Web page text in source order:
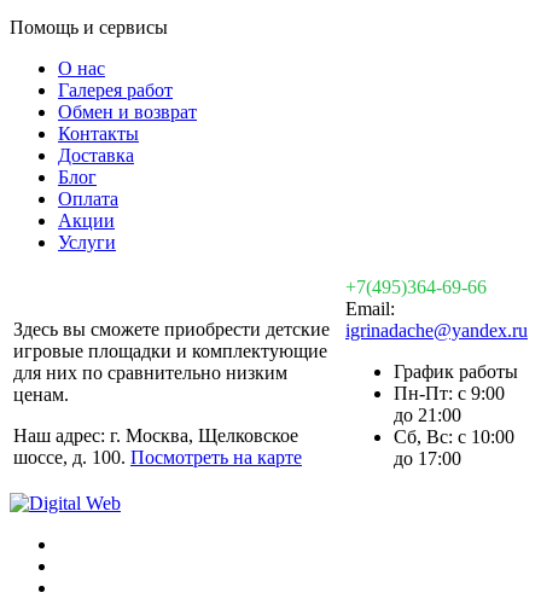
Помощь и сервисы
О нас
Галерея работ
Обмен и возврат
Контакты
Доставка
Блог
Оплата
Акции
Услуги
Здесь вы сможете приобрести детские
игровые площадки и комплектующие
для них по сравнительно низким
ценам.
Наш адрес: г. Москва, Щелковское
шоссе, д. 100. Посмотреть на карте
+7(495)364-69-66
Email:
igrinadache@yandex.ru
График работы
Пн-Пт: с 9:00
до 21:00
Сб, Вс: с 10:00
до 17:00